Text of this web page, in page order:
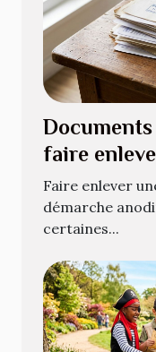
faire
légalement
Faire enlever
démarche
certaines...